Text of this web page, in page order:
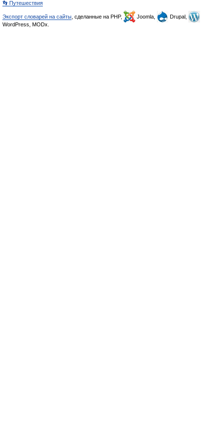
👣 Путешествия
Экспорт словарей на сайты , сделанные на PHP, Joomla,
Drupal,
WordPress, MODx.